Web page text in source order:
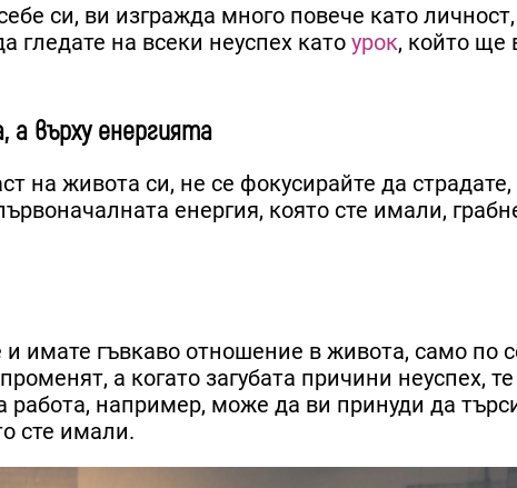
си, ви изгражда много повече като
гледате на всеки неуспех като урок, който ще
а върху енергията
на живота си, не се фокусирайте да страдате,
енергия, която сте имали,
имате гъвкаво отношение в живота, само по
а когато загубата причини неуспех,
работа, например, може да ви принуди да
сте имали.